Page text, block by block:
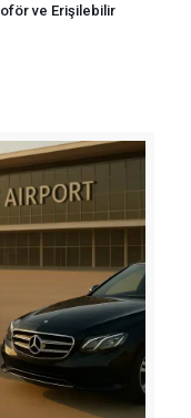
ve Erişilebilir